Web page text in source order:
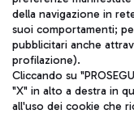
della navigazione in
suoi comportamenti;
pubblicitari anche
profilazione).
Cliccando su
"X" in alto a destra in
all'uso dei cookie che